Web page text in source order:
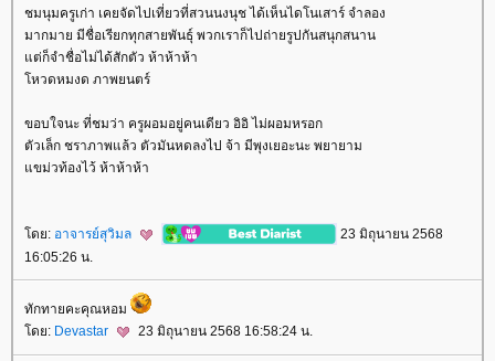
ชมนุมครูเก่า เคยจัดไปเที่ยวที่สวนนงนุช ได้เห็นไดโนเสาร์ จำลอง
มากมาย มีชื่อเรียกทุกสายพันธ์ุ พวกเราก็ไปถ่ายรูปกันสนุกสนาน
ต่ก็จำชื่อไม่ได้สักตัว ห้าห้าห้า
หวดหมงด ภาพยนตร์
ขอบใจนะ ที่ชมว่า ครูผอมอยู่คนเดียว อิอิ ไม่ผอมหรอก
ตัวเล็ก ชราภาพแล้ว ตัวมันหดลงไป จ้า มีพุงเยอะนะ พยายาม
ขม่วท้องไว้ ห้าห้าห้า
ดย: อาจารย์สุวิมล
23 มิถุนายน 2568
16:05:26 น.
ทักทายคะคุณหอม
ดย: Devastar 23 มิถุนายน 2568 16:58:24 น.